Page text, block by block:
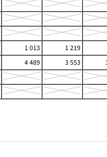
1 013
1 219
4 489 3 553